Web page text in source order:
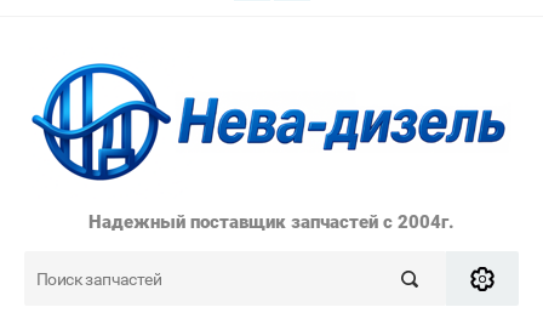
Надежный поставщик запчастей с 2004г.